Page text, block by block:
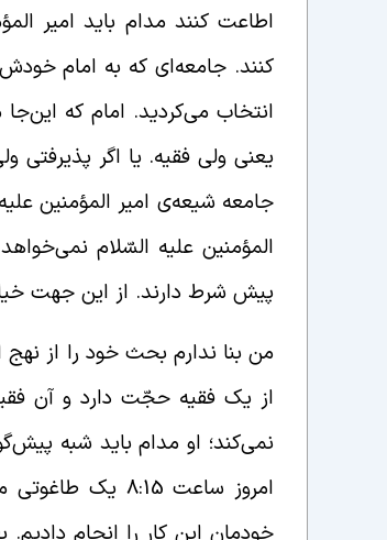
اطاعت کنند مدام باید امیر
کنند. جامعه‌ای که به امام خودش
انتخاب می‌کردید. امام که
یعنی ولی فقیه. یا اگر پذیرفتی
جامعه شیعه‌ی امیر المؤمنین
المؤمنین علیه السّلام
پیش شرط دارند. از این جهت
من بنا ندارم بحث خود را از نهج
از یک فقیه حجّت دارد و آن
نمی‌کند؛ او مدام باید شبه
امروز ساعت
خودمان این کار را انجام